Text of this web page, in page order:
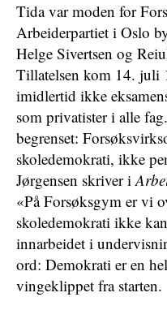
Tida var moden for
Arbeiderpartiet i Oslo
Helge Sivertsen og
Tillatelsen kom 14. juli
imidlertid ikke
som privatister i alle
begrenset:
skoledemokrati, ikke
Jørgensen skriver i
«På Forsøksgym er vi
skoledemokrati ikke
innarbeidet i
ord: Demokrati er en
vingeklippet fra starten.